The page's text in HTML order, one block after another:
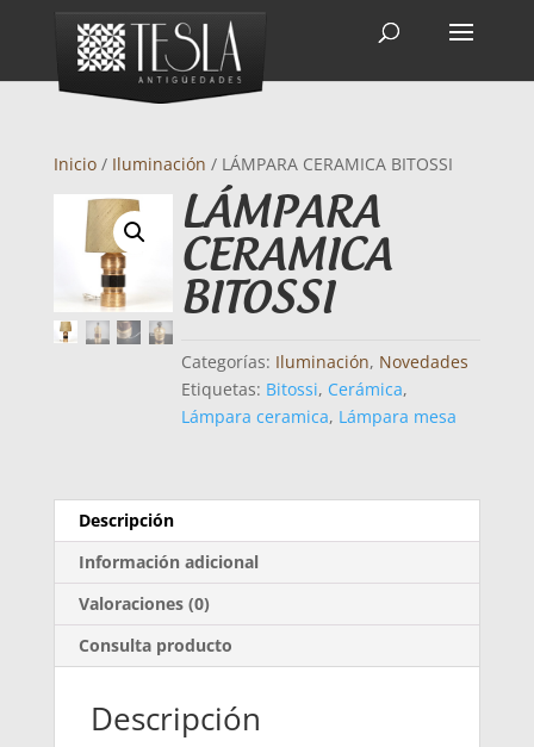
Inicio/ Iluminación / LÁMPARA CERAMICA BITOSSI
LÁMPARA
CERAMICA
BITOSSI
Categorías: Iluminación, Novedades
Etiquetas: Bitossi, Cerámica,
Lámpara ceramica, Lámpara mesa
Descripción
Información adicional
Valoraciones (0)
Consulta producto
Descripción